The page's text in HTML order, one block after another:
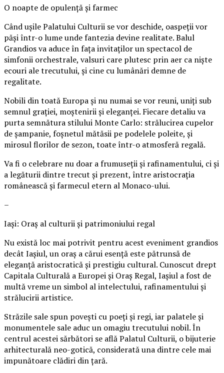
O noapte de opulență și farmec
Când ușile Palatului Culturii se vor deschide, oaspeții vor
păși într-o lume unde fantezia devine realitate. Balul
Grandios va aduce în fața invitaților un spectacol de
simfonii orchestrale, valsuri care plutesc prin aer ca niște
ecouri ale trecutului, și cine cu lumânări demne de
regalitate.
Nobili din toată Europa și nu numai se vor reuni, uniți sub
semnul grației, moștenirii și eleganței. Fiecare detaliu va
purta semnătura stilului Monte Carlo: strălucirea cupelor
de șampanie, foșnetul mătăsii pe podelele poleite, și
mirosul florilor de sezon, toate într-o atmosferă regală.
Va fi o celebrare nu doar a frumuseții și rafinamentului, ci și
a legăturii dintre trecut și prezent, între aristocrația
românească și farmecul etern al Monaco-ului.
–
Iași: Oraș al culturii și patrimoniului regal
Nu există loc mai potrivit pentru acest eveniment grandios
decât Iașiul, un oraș a cărui esență este pătrunsă de
eleganță aristocratică și prestigiu cultural. Cunoscut drept
Capitala Culturală a Europei și Oraș Regal, Iașiul a fost de
multă vreme un simbol al intelectului, rafinamentului și
strălucirii artistice.
Străzile sale spun povești cu poeți și regi, iar palatele și
monumentele sale aduc un omagiu trecutului nobil. În
centrul acestei sărbători se află Palatul Culturii, o bijuterie
arhitecturală neo-gotică, considerată una dintre cele mai
impunătoare clădiri din țară.